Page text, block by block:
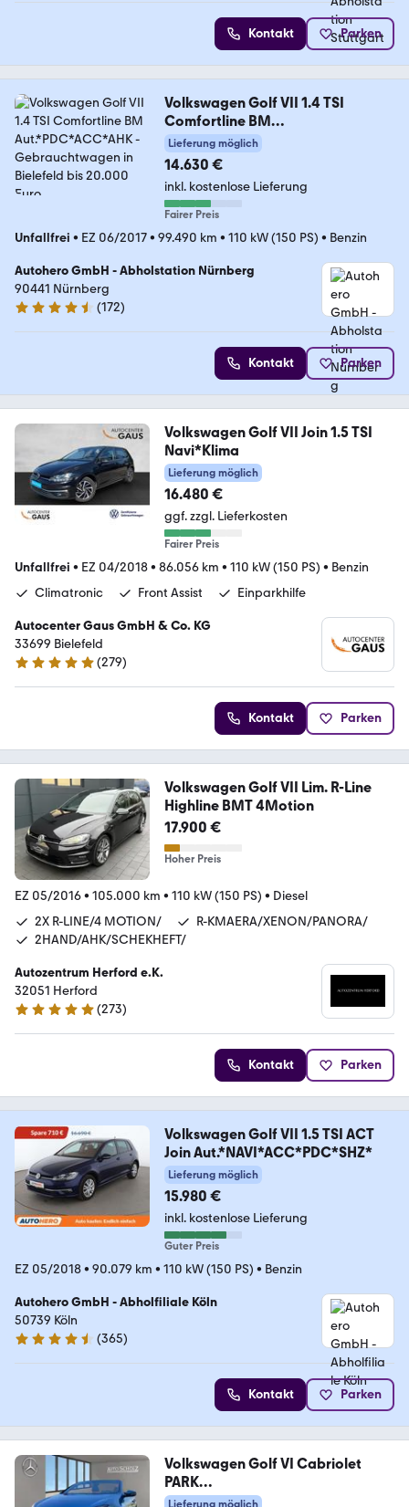
Kontakt Parken
Volkswagen Golf VII 1.4 TSI
Comfortline BM
Aut.*PDC*ACC*AHK
Lieferung möglich
14.630 €
inkl. kostenlose Lieferung
Fairer Preis
Unfallfrei • EZ 06/2017• 99.490 km • 110 kW (150 PS) • Benzin
Autohero GmbH - Abholstation Nürnberg
90441 Nürnberg
4.5 Sterne
(172)
Kontakt Parken
Volkswagen Golf VII Join 1.5 TSI
Navi*Klima
Lieferung möglich
16.480 €
ggf. zzgl. Lieferkosten
Fairer Preis
Unfallfrei • EZ 04/2018• 86.056 km • 110 kW (150 PS) • Benzin
Climatronic
Front Assist Einparkhilfe
Autocenter Gaus GmbH & Co. KG
33699 Bielefeld
4.9 Sterne
(279)
Kontakt Parken
Volkswagen Golf VII Lim. R-Line
Highline BMT 4Motion
17.900 €
Hoher Preis
EZ 05/2016• 105.000 km • 110 kW (150 PS) • Diesel
2X R-LINE/4 MOTION/
R-KMAERA/XENON/PANORA/
2HAND/AHK/SCHEKHEFT/
Autozentrum Herford e.K.
32051 Herford
4.9 Sterne
(273)
Kontakt Parken
Volkswagen Golf VII 1.5 TSI ACT
Join Aut.*NAVI*ACC*PDC*SHZ*
Lieferung möglich
15.980 €
inkl. kostenlose Lieferung
Guter Preis
EZ 05/2018• 90.079 km • 110 kW (150 PS) • Benzin
Autohero GmbH - Abholfiliale Köln
50739 Köln
4.6 Sterne
(365)
Kontakt Parken
Volkswagen Golf VI Cabriolet
PARK
ASSIST+NAVI+WINDSCHOTT+BC
Lieferung möglich